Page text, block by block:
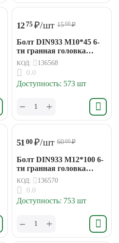
1275 ₽/шт 15 00 ₽
Болт DIN933 М10*45 6-
ти гранная головка
(15кг/448шт)
КОД: 136568
0.0
Доступность: 573 шт
+
−
51 00 ₽/шт 6000₽
Болт DIN933 М12*100 6-
ти гранная головка
(15кг/170шт)
КОД: 136570
0.0
Доступность: 753 шт
+
−